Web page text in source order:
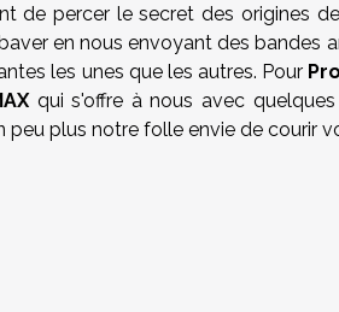
de percer le secret des origines
en nous envoyant des bandes
les unes que les autres. Pour
qui s'offre à nous avec quelques
plus notre folle envie de courir